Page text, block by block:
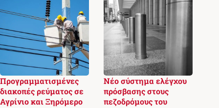
Προγραμματισμένες
διακοπές ρεύματος σε
Αγρίνιο και Ξηρόμερο
Νέο σύστημα ελέγχου
πρόσβασης στους
πεζοδρόμους του